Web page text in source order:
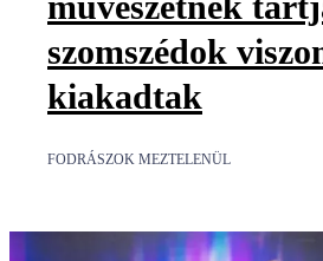
szomszédok
kiakadtak
FODRÁSZOK MEZTELENÜL